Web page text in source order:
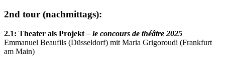
2nd tour (nachmittags):
2.1: Theater als Projekt– le concours de théâtre 2025
Emmanuel Beaufils (Düsseldorf) mit Maria Grigoroudi (Frankfurt
am Main)